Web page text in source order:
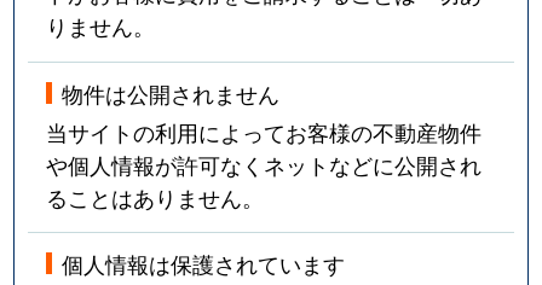
りません。
物件は公開されません
当サイトの利用によってお客様の不動産物件
や個人情報が許可なくネットなどに公開され
ることはありません。
個人情報は保護されています